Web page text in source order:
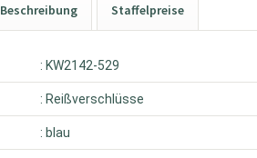
Beschreibung Staffelpreise
: KW2142-529
: Reißverschlüsse
: blau